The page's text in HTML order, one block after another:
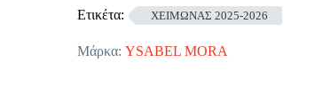
Ετικέτα:
ΧΕΙΜΩΝΑΣ 2025-2026
Μάρκα: YSABEL MORA